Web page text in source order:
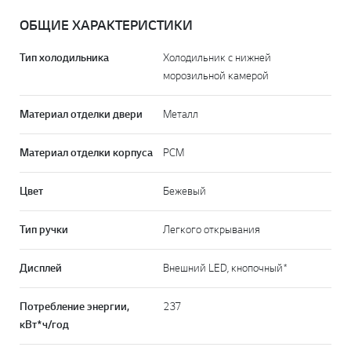
ОБЩИЕ ХАРАКТЕРИСТИКИ
Тип холодильника
Холодильник с нижней
морозильной камерой
Материал отделки двери Металл
Материал отделки корпуса PCM
Цвет Бежевый
Тип ручки Легкого открывания
Дисплей Внешний LED, кнопочный*
Потребление энергии,
кВт*ч/год
237